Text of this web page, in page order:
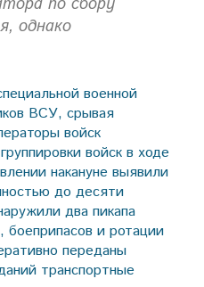
однако
военной
ВСУ, срывая
войск
войск в ходе
накануне выявили
до десяти
два пикапа
боеприпасов и ротации
переданы
транспортные